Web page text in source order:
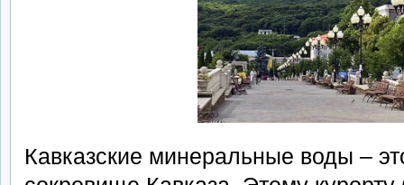
Кавказские минеральные воды –